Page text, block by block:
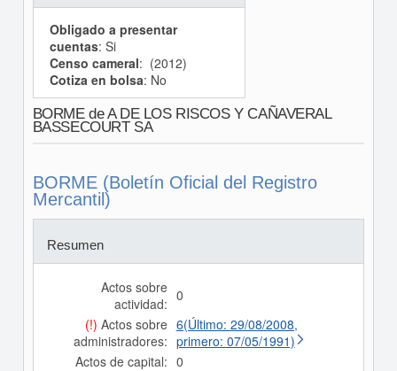
Obligado a presentar
cuentas: Si
Censo cameral: (2012)
Cotiza en bolsa: No
BORME de A DE LOS RISCOS Y CAÑAVERAL
BASSECOURT SA
BORME (Boletín Oficial del Registro
Mercantil)
Resumen
Actos sobre
actividad: 0
(!) Actos sobre
administradores:
6(Último: 29/08/2008,
primero: 07/05/1991)
Actos de capital: 0